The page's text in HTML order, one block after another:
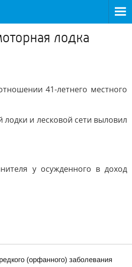
лодка
41-летнего местного
и лесковой сети выловил
у осужденного в доход
(орфанного) заболевания